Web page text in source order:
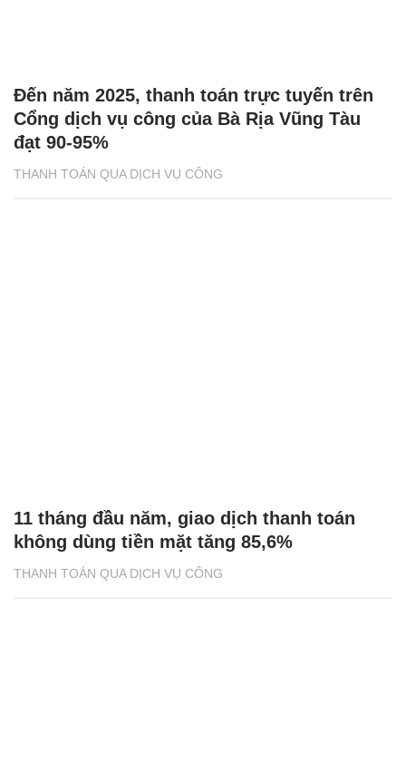
THANH TOÁN QUA DỊCH VỤ CÔNG
Đến năm 2025, thanh toán trực tuyến trên
Cổng dịch vụ công của Bà Rịa Vũng Tàu
đạt 90-95%
THANH TOÁN QUA DỊCH VỤ CÔNG
11 tháng đầu năm, giao dịch thanh toán
không dùng tiền mặt tăng 85,6%